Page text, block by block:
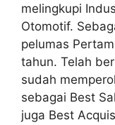
melingkupi
Otomotif.
pelumas
tahun. Telah
sudah
sebagai Best
juga Best